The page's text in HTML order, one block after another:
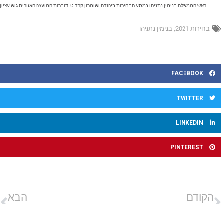
ראש הממשלה בנימין נתניהו במסע הבחירות ביהודה ושומרון קרדיט: דוברות המועצה האזורית גוש עציון
בחירות 2021 ,בנימין נתניהו
FACEBOOK
TWITTER
LINKEDIN
PINTEREST
הקודם הבא